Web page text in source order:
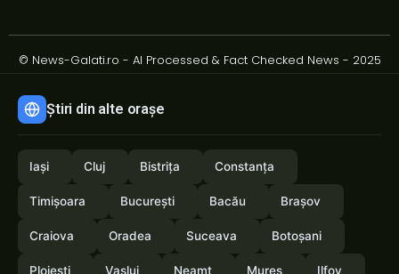
© News-Galati.ro - AI Processed & Fact Checked News - 2025
Știri din alte orașe
Iași Cluj Bistrița Constanța
Timișoara București Bacău Brașov
Craiova Oradea Suceava Botoșani
Ploiești Vaslui Neamț Mureș Ilfov